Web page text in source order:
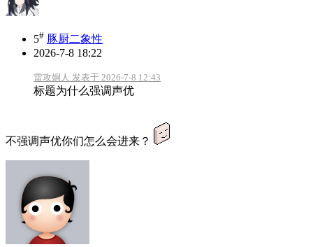
5# 豚厨二象性
2026-7-8 18:22
雷攻姛人 发表于 2026-7-8 12:43
标题为什么强调声优
不强调声优你们怎么会进来？